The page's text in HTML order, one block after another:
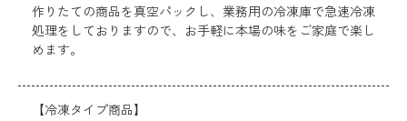
作りたての商品を真空パックし、業務用の冷凍庫で急速冷凍
処理をしておりますので、お手軽に本場の味をご家庭で楽し
めます。
【冷凍タイプ商品】